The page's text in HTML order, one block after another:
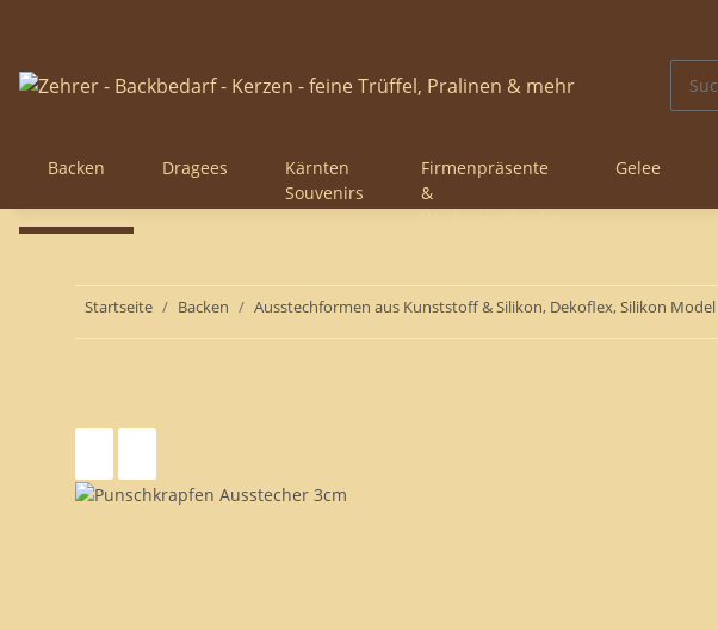
Backen Dragees
Kärnten
Souvenirs
Firmenpräsente
&
Gelee
Startseite Backen Ausstechformen aus Kunststoff & Silikon, Dekoflex, Silikon Model